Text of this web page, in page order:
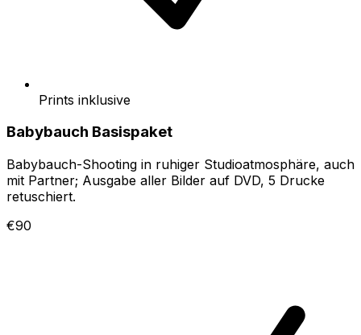
Prints inklusive
Babybauch Basispaket
Babybauch-Shooting in ruhiger Studioatmosphäre, auch
mit Partner; Ausgabe aller Bilder auf DVD, 5 Drucke
retuschiert.
€90